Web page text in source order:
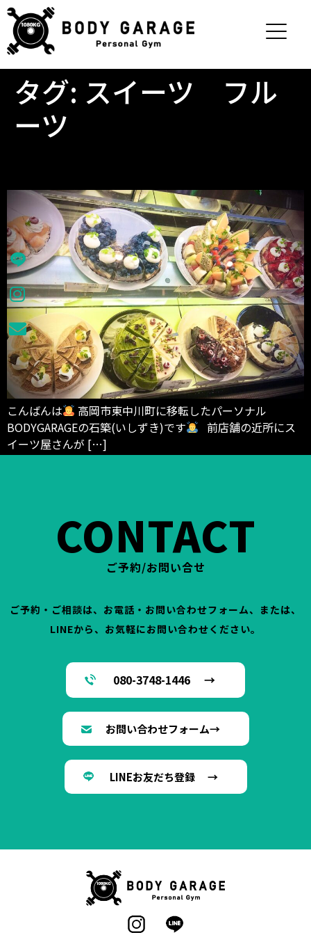
タグ: スイーツ フル
ーツ
こんばんは
高岡市東中川町に移転したパーソナル
BODYGARAGEの石築(いしずき)です
前店舗の近所にス
イーツ屋さんが […]
CONTACT
ご予約/お問い合せ
ご予約・ご相談は、お電話・お問い合わせフォーム、または、
LINEから、お気軽にお問い合わせください。
080-3748-1446 →
お問い合わせフォーム→
LINEお友だち登録 →